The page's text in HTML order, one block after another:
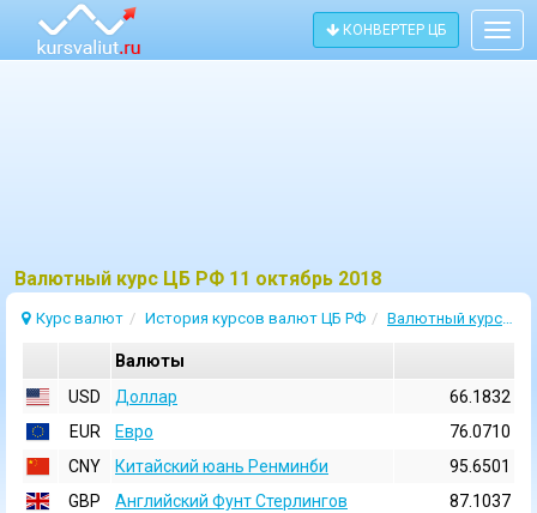
КОНВЕРТЕР ЦБ
Bалютный курс ЦБ РФ 11 октябрь 2018
Курс валют История курсов валют ЦБ РФ Валютный курс 11 Октябрь 2018
Валюты
USD
Доллар
66.1832
EUR
Евро
76.0710
CNY
Китайский юань Ренминби
95.6501
GBP
Английский Фунт Стерлингов
87.1037